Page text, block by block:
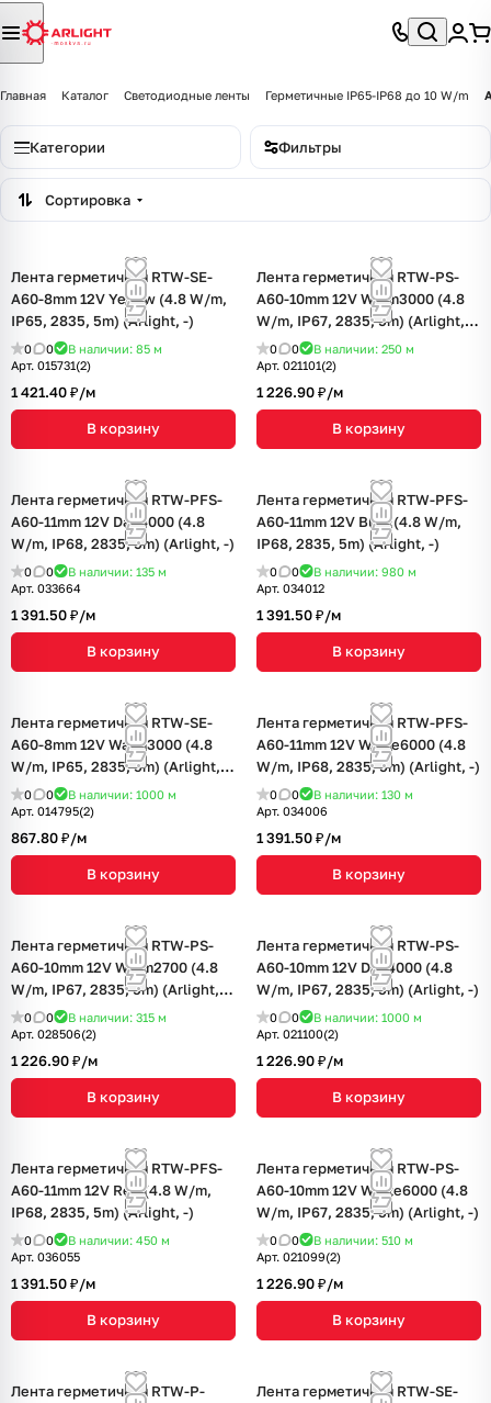
Главная Каталог Светодиодные ленты Герметичные IP65-IP68 до 10 W/m
Категории Фильтры
Сортировка
Лента герметичная RTW-SE-
A60-8mm 12V Yellow (4.8 W/m,
IP65, 2835, 5m) (Arlight, -)
0 0 В наличии: 85 м
Арт. 015731(2)
1 421.40 ₽/м
В корзину
Лента герметичная RTW-PS-
A60-10mm 12V Warm3000 (4.8
W/m, IP67, 2835, 5m) (Arlight,
4.8 Вт/м, IP67)
0 0 В наличии: 250 м
Арт. 021101(2)
1 226.90 ₽/м
В корзину
Лента герметичная RTW-PFS-
A60-11mm 12V Day4000 (4.8
W/m, IP68, 2835, 5m) (Arlight, -)
0 0 В наличии: 135 м
Арт. 033664
1 391.50 ₽/м
В корзину
Лента герметичная RTW-PFS-
A60-11mm 12V Blue (4.8 W/m,
IP68, 2835, 5m) (Arlight, -)
0 0 В наличии: 980 м
Арт. 034012
1 391.50 ₽/м
В корзину
Лента герметичная RTW-SE-
A60-8mm 12V Warm3000 (4.8
W/m, IP65, 2835, 5m) (Arlight,
4.8 Вт/м, IP65)
0 0 В наличии: 1000 м
Арт. 014795(2)
867.80 ₽/м
В корзину
Лента герметичная RTW-PFS-
A60-11mm 12V White6000 (4.8
W/m, IP68, 2835, 5m) (Arlight, -)
0 0 В наличии: 130 м
Арт. 034006
1 391.50 ₽/м
В корзину
Лента герметичная RTW-PS-
A60-10mm 12V Warm2700 (4.8
W/m, IP67, 2835, 5m) (Arlight,
4.8 Вт/м, IP67)
0 0 В наличии: 315 м
Арт. 028506(2)
1 226.90 ₽/м
В корзину
Лента герметичная RTW-PS-
A60-10mm 12V Day4000 (4.8
W/m, IP67, 2835, 5m) (Arlight, -)
0 0 В наличии: 1000 м
Арт. 021100(2)
1 226.90 ₽/м
В корзину
Лента герметичная RTW-PFS-
A60-11mm 12V Red (4.8 W/m,
IP68, 2835, 5m) (Arlight, -)
0 0 В наличии: 450 м
Арт. 036055
1 391.50 ₽/м
В корзину
Лента герметичная RTW-PS-
A60-10mm 12V White6000 (4.8
W/m, IP67, 2835, 5m) (Arlight, -)
0 0 В наличии: 510 м
Арт. 021099(2)
1 226.90 ₽/м
В корзину
Лента герметичная RTW-P-
Лента герметичная RTW-SE-